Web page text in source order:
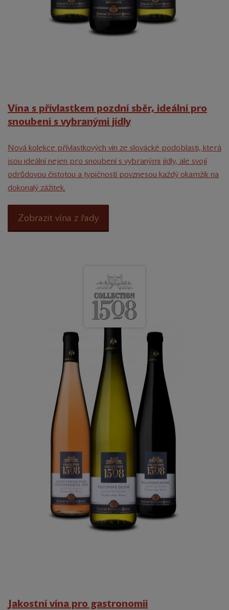
Vína s přívlastkem pozdní sběr, ideální pro
snoubení s vybranými jídly
Nová kolekce přívlastkových vín ze slovácké podoblasti, která
jsou ideální nejen pro snoubení s vybranými jídly, ale svojí
odrůdovou čistotou a typičností povznesou každý okamžik na
dokonalý zážitek.
Zobrazit vína z řady
Jakostní vína pro gastronomii